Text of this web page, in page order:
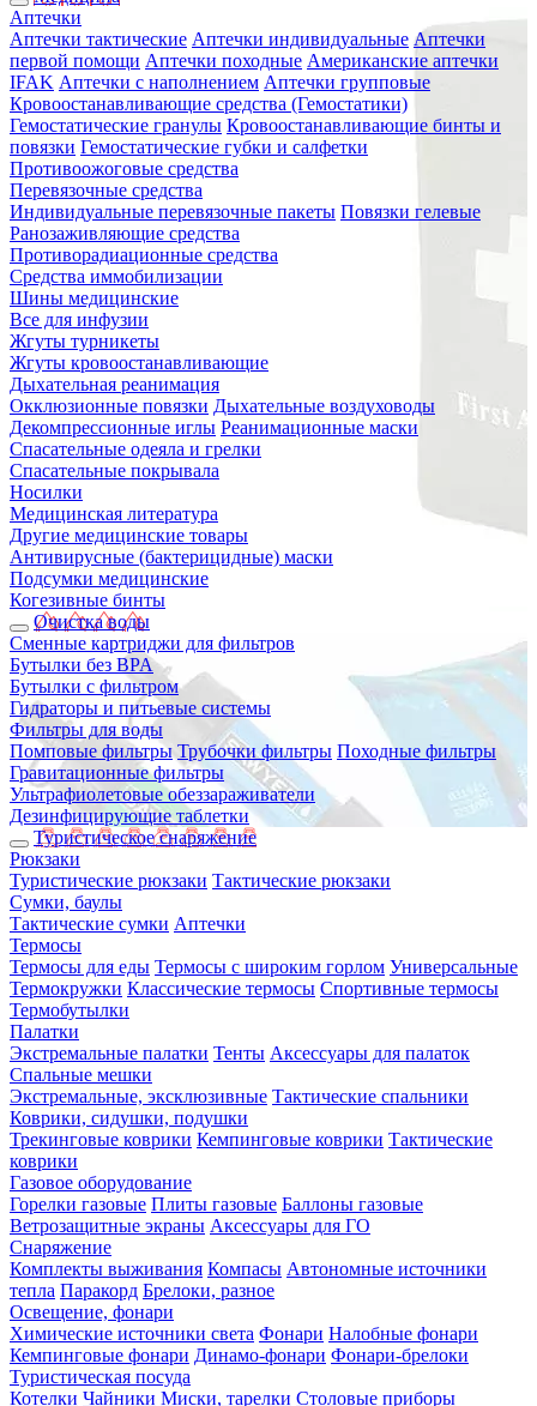
Аптечки
Аптечки тактические Аптечки индивидуальные Аптечки
первой помощи Аптечки походные Американские аптечки
IFAK Аптечки с наполнением Аптечки групповые
Кровоостанавливающие средства (Гемостатики)
Гемостатические гранулы Кровоостанавливающие бинты и
повязки Гемостатические губки и салфетки
Противоожоговые средства
Перевязочные средства
Индивидуальные перевязочные пакеты Повязки гелевые
Ранозаживляющие средства
Противорадиационные средства
Средства иммобилизации
Шины медицинские
Все для инфузии
Жгуты турникеты
Жгуты кровоостанавливающие
Дыхательная реанимация
Окклюзионные повязки Дыхательные воздуховоды
Декомпрессионные иглы Реанимационные маски
Спасательные одеяла и грелки
Спасательные покрывала
Носилки
Медицинская литература
Другие медицинские товары
Антивирусные (бактерицидные) маски
Подсумки медицинские
Когезивные бинты
Очистка воды
Сменные картриджи для фильтров
Бутылки без BPA
Бутылки с фильтром
Гидраторы и питьевые системы
Фильтры для воды
Помповые фильтры Трубочки фильтры Походные фильтры
Гравитационные фильтры
Ультрафиолетовые обеззараживатели
Дезинфицирующие таблетки
Туристическое снаряжение
Рюкзаки
Туристические рюкзаки Тактические рюкзаки
Сумки, баулы
Тактические сумки Аптечки
Термосы
Термосы для еды Термосы с широким горлом Универсальные
Термокружки Классические термосы Спортивные термосы
Термобутылки
Палатки
Экстремальные палатки Тенты Аксессуары для палаток
Спальные мешки
Экстремальные, эксклюзивные Тактические спальники
Коврики, сидушки, подушки
Трекинговые коврики Кемпинговые коврики Тактические
коврики
Газовое оборудование
Горелки газовые Плиты газовые Баллоны газовые
Ветрозащитные экраны Аксессуары для ГО
Снаряжение
Комплекты выживания Компасы Автономные источники
тепла Паракорд Брелоки, разное
Освещение, фонари
Химические источники света Фонари Налобные фонари
Кемпинговые фонари Динамо-фонари Фонари-брелоки
Туристическая посуда
Котелки Чайники Миски, тарелки Столовые приборы